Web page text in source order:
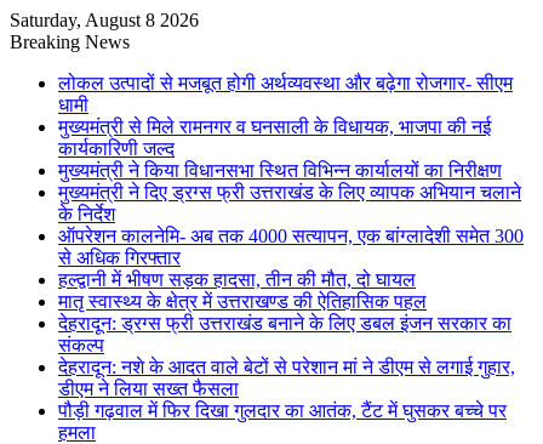
Saturday, August 8 2026
Breaking News
लोकल उत्पादों से मजबूत होगी अर्थव्यवस्था और बढ़ेगा रोजगार- सीएम
धामी
मुख्यमंत्री से मिले रामनगर व घनसाली के विधायक, भाजपा की नई
कार्यकारिणी जल्द
मुख्यमंत्री ने किया विधानसभा स्थित विभिन्न कार्यालयों का निरीक्षण
मुख्यमंत्री ने दिए ड्रग्स फ्री उत्तराखंड के लिए व्यापक अभियान चलाने
के निर्देश
ऑपरेशन कालनेमि- अब तक 4000 सत्यापन, एक बांग्लादेशी समेत 300
से अधिक गिरफ्तार
हल्द्वानी में भीषण सड़क हादसा, तीन की मौत, दो घायल
मातृ स्वास्थ्य के क्षेत्र में उत्तराखण्ड की ऐतिहासिक पहल
देहरादून: ड्रग्स फ्री उत्तराखंड बनाने के लिए डबल इंजन सरकार का
संकल्प
देहरादून: नशे के आदत वाले बेटों से परेशान मां ने डीएम से लगाई गुहार,
डीएम ने लिया सख्त फैसला
पौड़ी गढ़वाल में फिर दिखा गुलदार का आतंक, टैंट में घुसकर बच्चे पर
हमला